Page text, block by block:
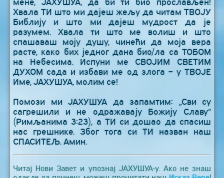
Хвала ТИ што ми дајеш жељу да читам ТВОЈУ
Библију и што ми дајеш мудрост да је
разумем. Хвала ти што ме волиш и што
спашаваш моју душу, чинећи да моја вера
расте, како бих једног дана био/ла са ТОБОМ
на Небесима. Испуни ме СВОЈИМ СВЕТИМ
ДУХОМ сада и избави ме од злога – у ТВОЈЕ
Име, ЈАХУШУА, молим се!
Помози ми ЈАХУШУА да запамтим: „Сви су
сагрешили и не одражавају Божију Славу“
(Римљанима 3:23), а ТИ си дошао да спасиш
нас грешнике. Због тога си ТИ назван наш
СПАСИТЕЉ. Амин.
Читај Нови Завет и упознај ЈАХУШУА-у. Ако не знаш